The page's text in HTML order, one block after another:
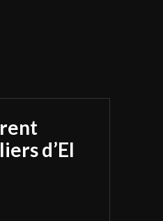
d’El